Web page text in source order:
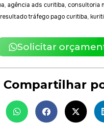
agência ads curitiba, consultoria
resultado tráfego pago curitiba,
Solicitar
Compartilhar